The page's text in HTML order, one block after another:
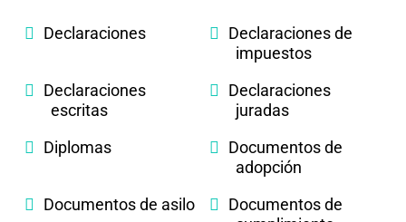
Declaraciones
Declaraciones de
impuestos
Declaraciones
escritas
Declaraciones
juradas
Diplomas
Documentos de
adopción
Documentos de asilo
Documentos de